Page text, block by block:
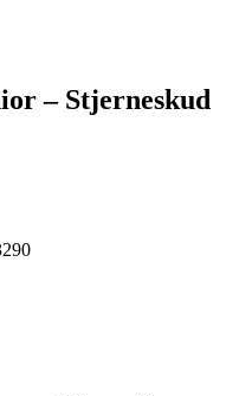
– Stjerneskud